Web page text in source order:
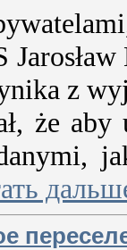
z
że